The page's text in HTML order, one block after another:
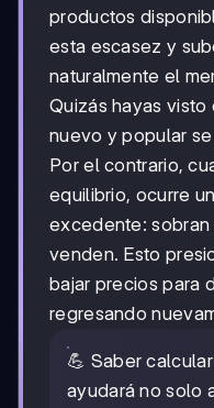
productos
esta escasez y
naturalmente el
Quizás hayas
nuevo y popular
Por el contrario,
equilibrio, ocurre un
excedente:
venden. Esto
bajar precios para
regresando
💪 Saber
ayudará no solo